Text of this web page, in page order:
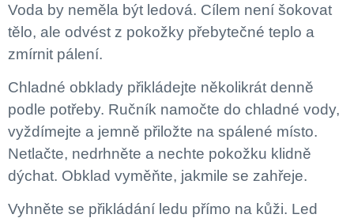
Voda by neměla být ledová. Cílem není šokovat
tělo, ale odvést z pokožky přebytečné teplo a
zmírnit pálení.
Chladné obklady přikládejte několikrát denně
podle potřeby. Ručník namočte do chladné vody,
vyždímejte a jemně přiložte na spálené místo.
Netlačte, nedrhněte a nechte pokožku klidně
dýchat. Obklad vyměňte, jakmile se zahřeje.
Vyhněte se přikládání ledu přímo na kůži. Led